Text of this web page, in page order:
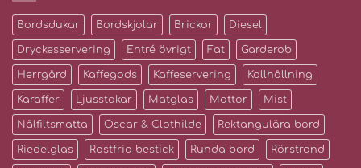
Bordsdukar Bordskjolar Brickor Diesel
Dryckesservering Entré övrigt Fat Garderob
Herrgård Kaffegods Kaffeservering Kallhållning
Karaffer Ljusstakar Matglas Mattor Mist
Nålfiltsmatta Oscar & Clothilde Rektangulära bord
Riedelglas Rostfria bestick Runda bord Rörstrand